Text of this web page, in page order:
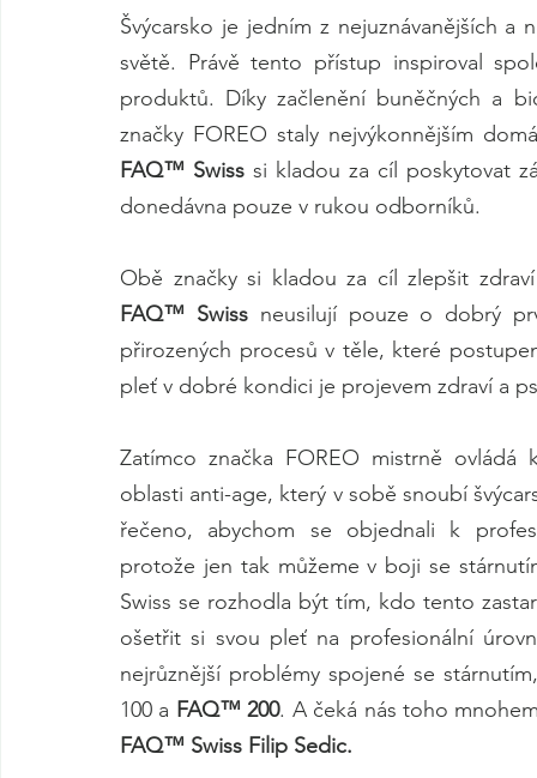
Švýcarsko je jedním z nejuznávanějších
světě. Právě tento přístup inspiroval
produktů. Díky začlenění buněčných a
FAQ™ Swiss si kladou za cíl poskytovat
donedávna pouze v rukou odborníků.
FAQ™ Swiss neusilují pouze o dobrý
přirozených procesů v těle, které
pleť v dobré kondici je projevem zdraví a
Zatímco značka FOREO mistrně
oblasti anti-age, který v sobě snoubí
řečeno, abychom se objednali k
protože jen tak můžeme v boji se
Swiss se rozhodla být tím, kdo tento
ošetřit si svou pleť na profesionální
nejrůznější problémy spojené se
100 a FAQ™ 200. A čeká nás toho
FAQ™ Swiss Filip Sedic.